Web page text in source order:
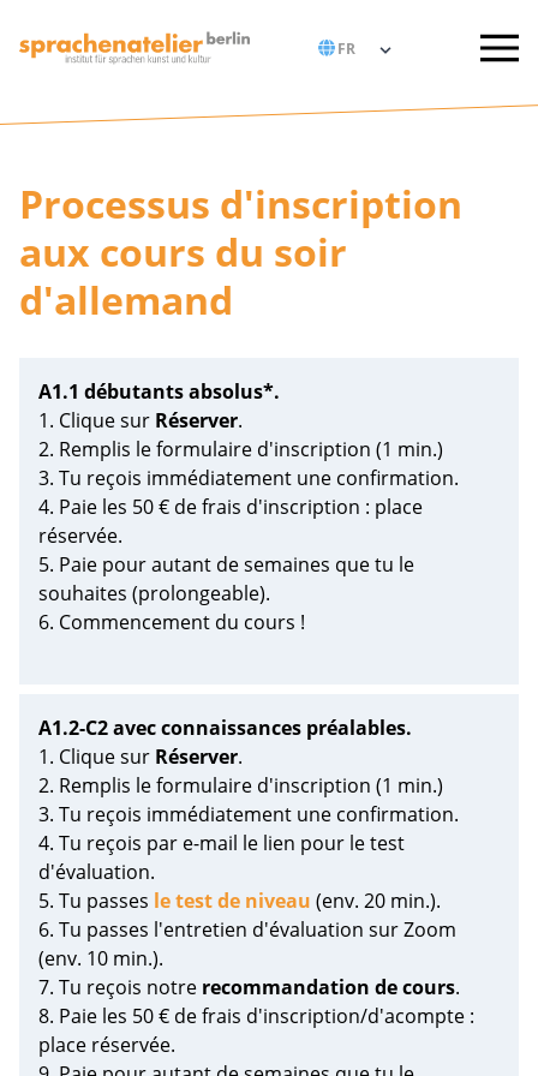
Processus d'inscription
aux cours du soir
d'allemand
A1.1 débutants absolus*.
1. Clique sur Réserver.
2. Remplis le formulaire d'inscription (1 min.)
3. Tu reçois immédiatement une confirmation.
4. Paie les 50 € de frais d'inscription : place
réservée.
5. Paie pour autant de semaines que tu le
souhaites (prolongeable).
6. Commencement du cours !
A1.2-C2 avec connaissances préalables.
1. Clique sur Réserver.
2. Remplis le formulaire d'inscription (1 min.)
3. Tu reçois immédiatement une confirmation.
4. Tu reçois par e-mail le lien pour le test
d'évaluation.
5. Tu passes le test de niveau (env. 20 min.).
6. Tu passes l'entretien d'évaluation sur Zoom
(env. 10 min.).
7. Tu reçois notre recommandation de cours.
8. Paie les 50 € de frais d'inscription/d'acompte :
place réservée.